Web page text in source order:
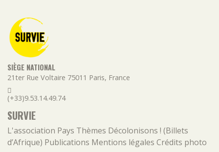
SIÈGE NATIONAL
21ter Rue Voltaire 75011 Paris, France
(+33)9.53.14.49.74
SURVIE
L'association Pays Thèmes Décolonisons ! (Billets
d’Afrique) Publications Mentions légales Crédits photo